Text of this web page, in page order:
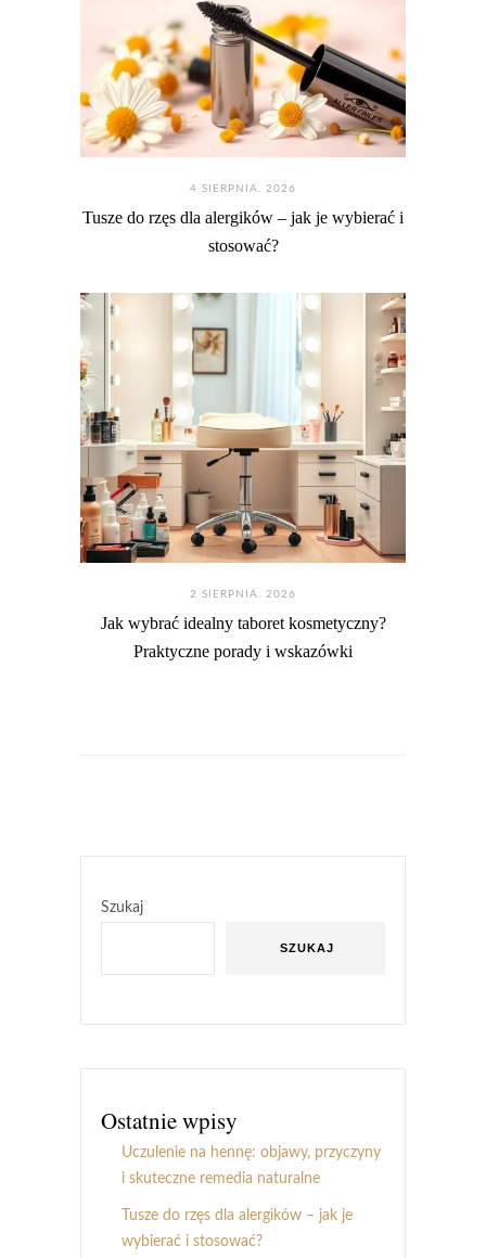
4 SIERPNIA. 2026
Tusze do rzęs dla alergików – jak je wybierać i
stosować?
2 SIERPNIA. 2026
Jak wybrać idealny taboret kosmetyczny?
Praktyczne porady i wskazówki
Szukaj
SZUKAJ
Ostatnie wpisy
Uczulenie na hennę: objawy, przyczyny
i skuteczne remedia naturalne
Tusze do rzęs dla alergików – jak je
wybierać i stosować?